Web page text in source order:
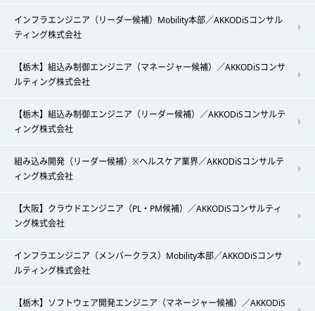
インフラエンジニア（リーダー候補）Mobility本部／AKKODiSコンサル
ティング株式会社
【栃木】組込み制御エンジニア（マネージャー候補）／AKKODiSコンサ
ルティング株式会社
【栃木】組込み制御エンジニア（リーダー候補）／AKKODiSコンサルテ
ィング株式会社
組み込み開発（リーダー候補）※ヘルスケア業界／AKKODiSコンサルテ
ィング株式会社
【大阪】クラウドエンジニア（PL・PM候補）／AKKODiSコンサルティ
ング株式会社
インフラエンジニア（メンバークラス）Mobility本部／AKKODiSコンサ
ルティング株式会社
【栃木】ソフトウェア開発エンジニア（マネージャー候補）／AKKODiS